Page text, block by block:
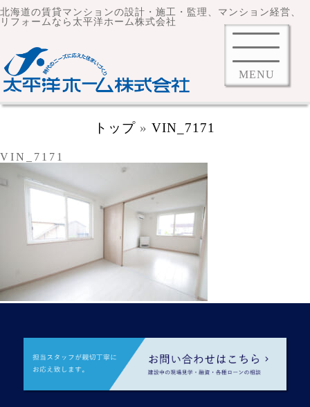
北海道の賃貸マンションの設計・施工・監理、マンション経営、
リフォームなら太平洋ホーム株式会社
MENU
トップ »VIN_7171
VIN_7171